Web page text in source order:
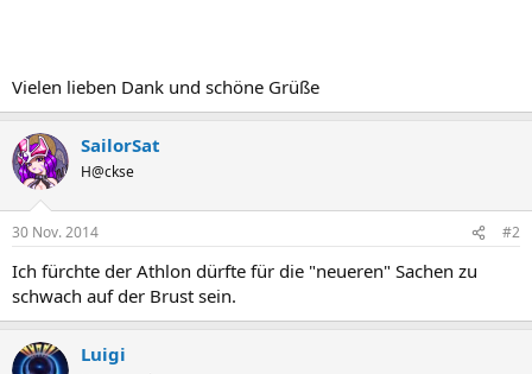
Vielen lieben Dank und schöne Grüße
SailorSat
H@ckse
30 Nov. 2014 #2
Ich fürchte der Athlon dürfte für die "neueren" Sachen zu
schwach auf der Brust sein.
Luigi